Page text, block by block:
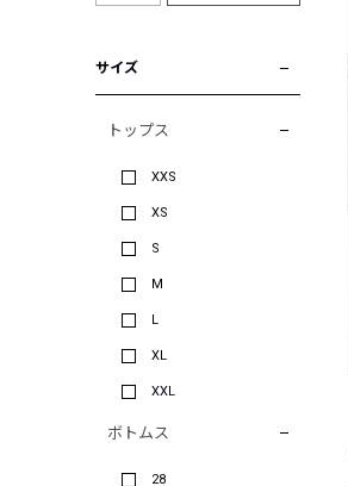
サイズ
トップス
XXS
XS
S
M
L
XL
XXL
ボトムス
28